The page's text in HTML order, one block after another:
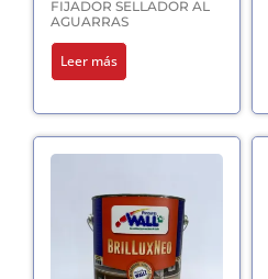
FIJADOR SELLADOR AL
AGUARRAS
Leer más